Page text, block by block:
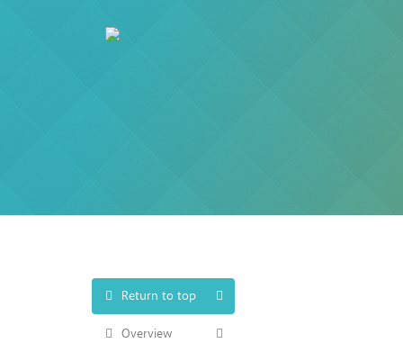
Return to top
Overview